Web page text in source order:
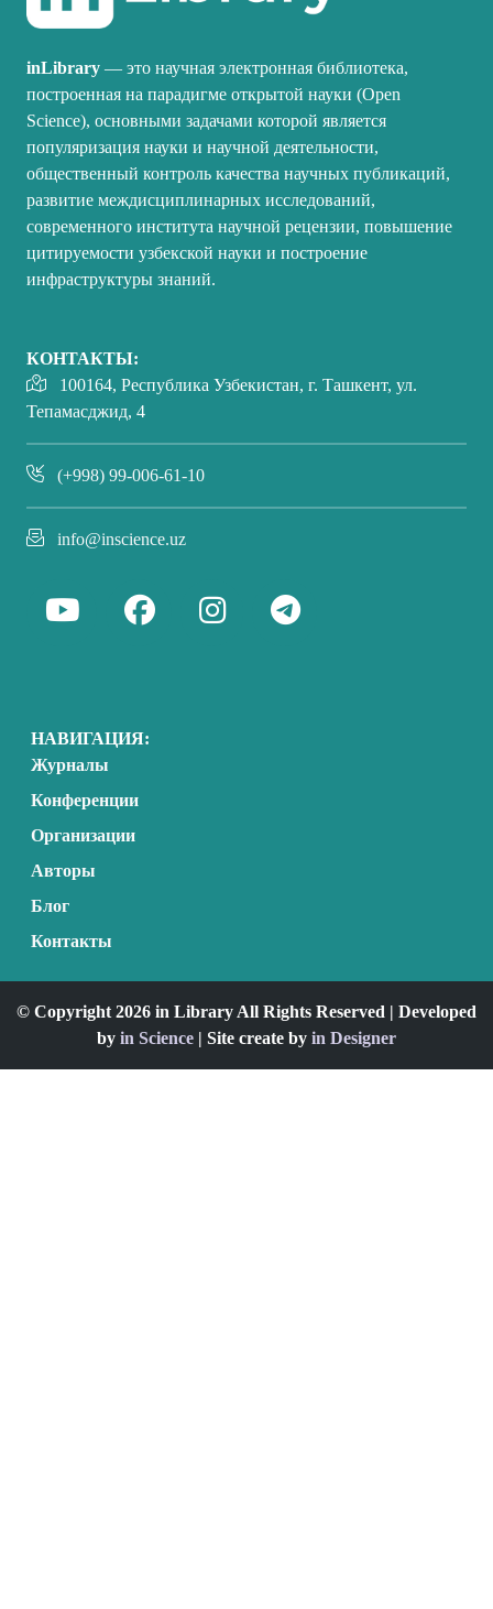
inLibrary — это научная электронная библиотека,
построенная на парадигме открытой науки (Open
Science), основными задачами которой является
популяризация науки и научной деятельности,
общественный контроль качества научных публикаций,
развитие междисциплинарных исследований,
современного института научной рецензии, повышение
цитируемости узбекской науки и построение
инфраструктуры знаний.
КОНТАКТЫ:
100164, Республика Узбекистан, г. Ташкент, ул.
Тепамасджид, 4
(+998) 99-006-61-10
info@inscience.uz
НАВИГАЦИЯ:
Журналы
Конференции
Организации
Авторы
Блог
Контакты
© Copyright 2026 in Library All Rights Reserved | Developed
by in Science | Site create by in Designer